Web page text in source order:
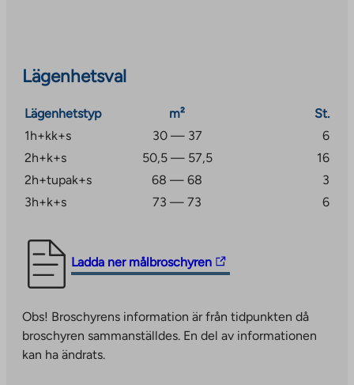
Lägenhetsval
Lägenhetstyp m²
St.
1h+kk+s
30 — 37
6
2h+k+s
50,5 — 57,5
16
2h+tupak+s
68 — 68
3
3h+k+s
73 — 73 6
Ladda ner målbroschyren
The
link
you
to
an
Obs! Broschyrens information är från tidpunkten då
broschyren sammanställdes. En del av informationen
kan ha ändrats.